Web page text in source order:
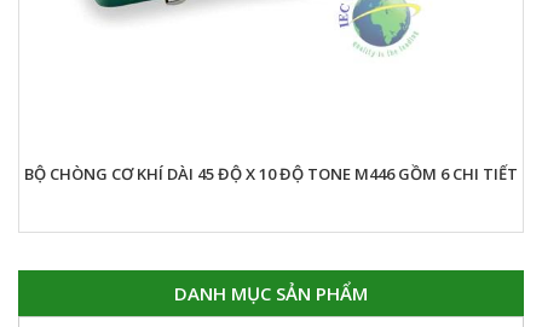
ĐỘ TONE M446 GỒM 6 CHI TIẾT
DANH MỤC SẢN PHẨM